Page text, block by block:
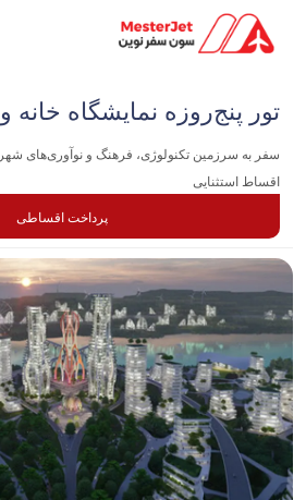
سفر به سرزمین تکنولوژی، فرهنگ و نوآوری‌های
اقساط استثنایی
پرداخت اقساطی